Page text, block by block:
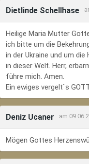
Dietlinde Schellhase
Heilige Maria Mutter
ich bitte um die
in der Ukraine und um
in dieser Welt. Herr,
führe mich. Amen.
Ein ewiges vergelt`s
Deniz Ucaner am
Mögen Gottes